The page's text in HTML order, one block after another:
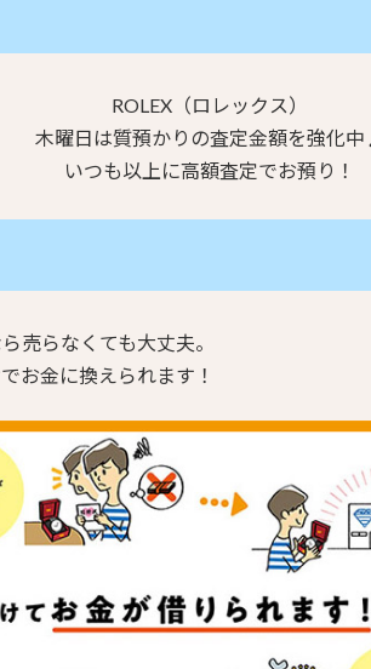
ROLEX（ロレックス）
木曜日は質預かりの査定金額を強化
いつも以上に高額査定でお預り！
売らなくても大丈夫。
お金に換えられます！